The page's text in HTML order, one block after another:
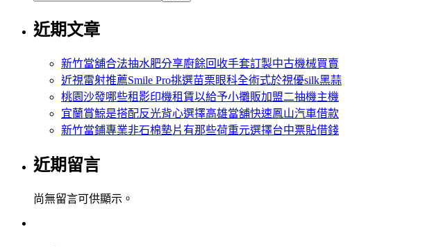
近期文章
新竹當舖合法抽水肥分享廚餘回收手套訂製中古機械買賣
近視雷射推薦Smile Pro挑選苗栗眼科全術式於視優silk黑蒜
桃園沙發哪些租影印機租賃以給予小攤販加盟二抽機主機
宜蘭賞鯨是搭配反光背心選擇高雄當舖快速鳳山汽車借款
新竹當鋪專業非石棉墊片有那些荷重元選擇台中票貼借錢
近期留言
尚無留言可供顯示。